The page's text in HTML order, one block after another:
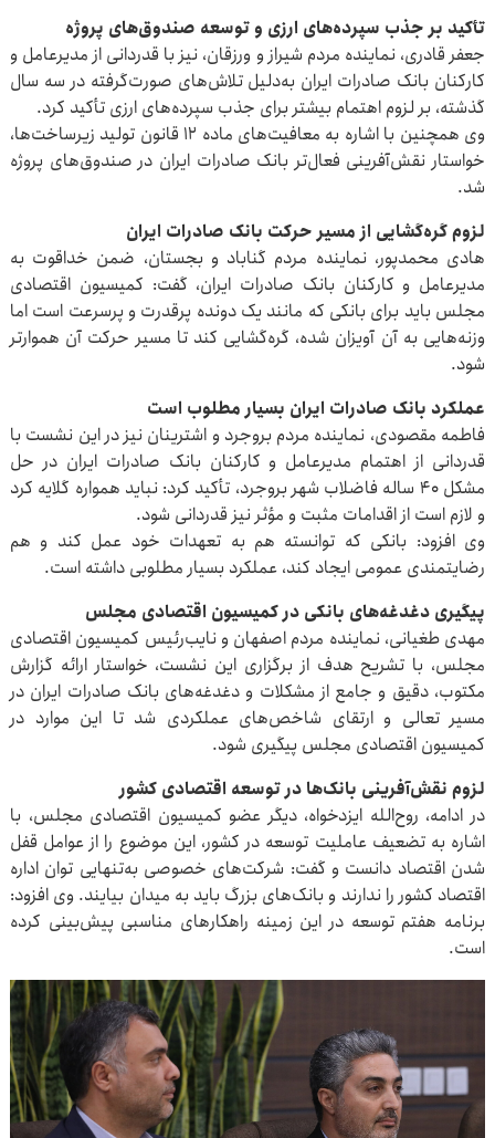
تأکید بر جذب سپرده‌های ارزی و توسعه صندوق‌های پروژه
جعفر قادری، نماینده مردم شیراز و ورزقان، نیز با قدردانی از مدیرعامل و
کارکنان بانک صادرات ایران به‌دلیل تلاش‌های صورت‌گرفته در سه سال
گذشته، بر لزوم اهتمام بیشتر برای جذب سپرده‌های ارزی تأکید کرد.
وی همچنین با اشاره به معافیت‌های ماده ۱۲ قانون تولید زیرساخت‌ها،
خواستار نقش‌آفرینی فعال‌تر بانک صادرات ایران در صندوق‌های پروژه
شد.
لزوم گره‌گشایی از مسیر حرکت بانک صادرات ایران
هادی محمدپور، نماینده مردم گناباد و بجستان، ضمن خداقوت به
مدیرعامل و کارکنان بانک صادرات ایران، گفت: کمیسیون اقتصادی
مجلس باید برای بانکی که مانند یک دونده پرقدرت و پرسرعت است اما
وزنه‌هایی به آن آویزان شده، گره‌گشایی کند تا مسیر حرکت آن هموارتر
شود.
عملکرد بانک صادرات ایران بسیار مطلوب است
فاطمه مقصودی، نماینده مردم بروجرد و اشترینان نیز در این نشست با
قدردانی از اهتمام مدیرعامل و کارکنان بانک صادرات ایران در حل
مشکل ۴۰ ساله فاضلاب شهر بروجرد، تأکید کرد: نباید همواره گلایه کرد
و لازم است از اقدامات مثبت و مؤثر نیز قدردانی شود.
وی افزود: بانکی که توانسته هم به تعهدات خود عمل کند و هم
رضایتمندی عمومی ایجاد کند، عملکرد بسیار مطلوبی داشته است.
پیگیری دغدغه‌های بانکی در کمیسیون اقتصادی مجلس
مهدی طغیانی، نماینده مردم اصفهان و نایب‌رئیس کمیسیون اقتصادی
مجلس، با تشریح هدف از برگزاری این نشست، خواستار ارائه گزارش
مکتوب، دقیق و جامع از مشکلات و دغدغه‌های بانک صادرات ایران در
مسیر تعالی و ارتقای شاخص‌های عملکردی شد تا این موارد در
کمیسیون اقتصادی مجلس پیگیری شود.
لزوم نقش‌آفرینی بانک‌ها در توسعه اقتصادی کشور
در ادامه، روح‌الله ایزدخواه، دیگر عضو کمیسیون اقتصادی مجلس، با
اشاره به تضعیف عاملیت توسعه در کشور، این موضوع را از عوامل قفل
شدن اقتصاد دانست و گفت: شرکت‌های خصوصی به‌تنهایی توان اداره
اقتصاد کشور را ندارند و بانک‌های بزرگ باید به میدان بیایند. وی افزود:
برنامه هفتم توسعه در این زمینه راهکارهای مناسبی پیش‌بینی کرده
است.